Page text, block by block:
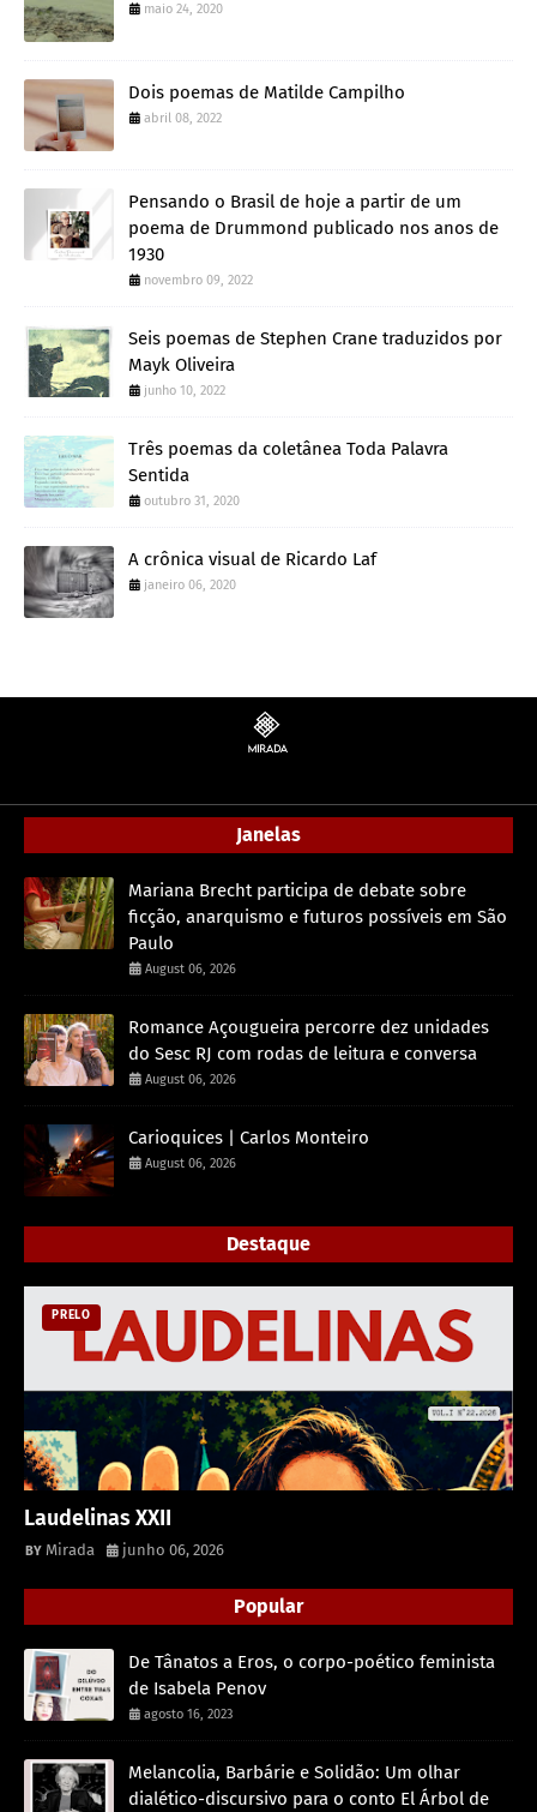
maio 24, 2020
Dois poemas de Matilde Campilho
abril 08, 2022
Pensando o Brasil de hoje a partir de um
poema de Drummond publicado nos anos de
1930
novembro 09, 2022
Seis poemas de Stephen Crane traduzidos por
Mayk Oliveira
junho 10, 2022
Três poemas da coletânea Toda Palavra
Sentida
outubro 31, 2020
A crônica visual de Ricardo Laf
janeiro 06, 2020
Janelas
Mariana Brecht participa de debate sobre
ficção, anarquismo e futuros possíveis em São
Paulo
August 06, 2026
Romance Açougueira percorre dez unidades
do Sesc RJ com rodas de leitura e conversa
August 06, 2026
Carioquices | Carlos Monteiro
August 06, 2026
Destaque
PRELO
Laudelinas XXII
Mirada junho 06, 2026
Popular
De Tânatos a Eros, o corpo-poético feminista
de Isabela Penov
agosto 16, 2023
Melancolia, Barbárie e Solidão: Um olhar
dialético-discursivo para o conto El Árbol de